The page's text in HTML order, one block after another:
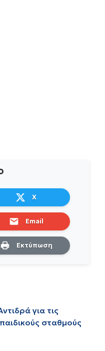
X
Email
Εκτύπωση
για τις
σταθμούς